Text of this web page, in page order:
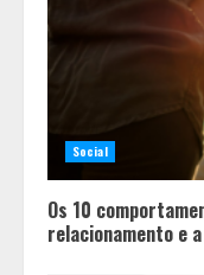
Social
Os 10
relacionamento e